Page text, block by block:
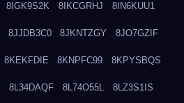
8IGK9S2K 8IKCGRHJ 8IN6KUU1
8JJDB3C0 8JKNTZGY 8JO7GZIF
8KEKFDIE 8KNPFC99 8KPYSBQS
8L34DAQF 8L74O55L 8LZ3S1IS